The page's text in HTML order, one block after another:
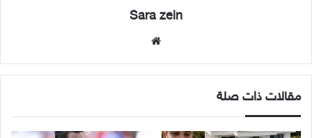
Sara zein
مقالات ذات صلة